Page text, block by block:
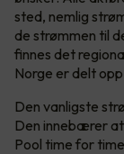
sted, nemlig
de strømmen til
finnes det
Norge er delt
Den vanligste
Den innebærer
Pool time for